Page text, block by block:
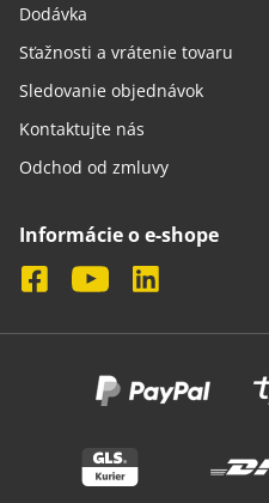
Dodávka
Sťažnosti a vrátenie tovaru
Sledovanie objednávok
Kontaktujte nás
Odchod od zmluvy
Informácie o e-shope